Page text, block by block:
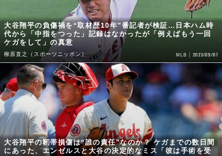
大谷翔平の負傷禍を“取材歴10年”番記者が検証…日本ハム時
代から「中指をつった」記録はなかったが「例えばもう一回
ケガをして」の真意
柳原直之（スポーツニッポン） MLB 2023/09/07
大谷翔平の靭帯損傷は“誰の責任”なのか？ ケガまでの数日間
にあった、エンゼルスと大谷の決定的なミス「彼は手術を受